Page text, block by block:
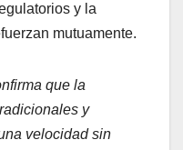
y la
mutuamente.
que la
y
velocidad sin